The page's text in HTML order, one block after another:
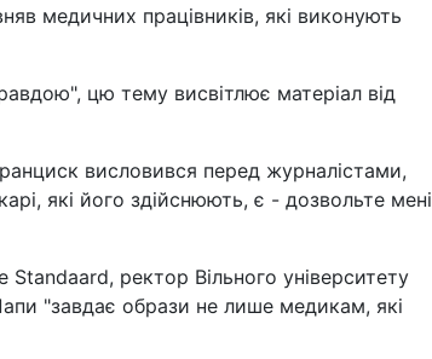
медичних працівників, які виконують
цю тему висвітлює матеріал від
висловився перед журналістами,
які його здійснюють, є - дозвольте мені
Standaard, ректор Вільного університету
"завдає образи не лише медикам, які